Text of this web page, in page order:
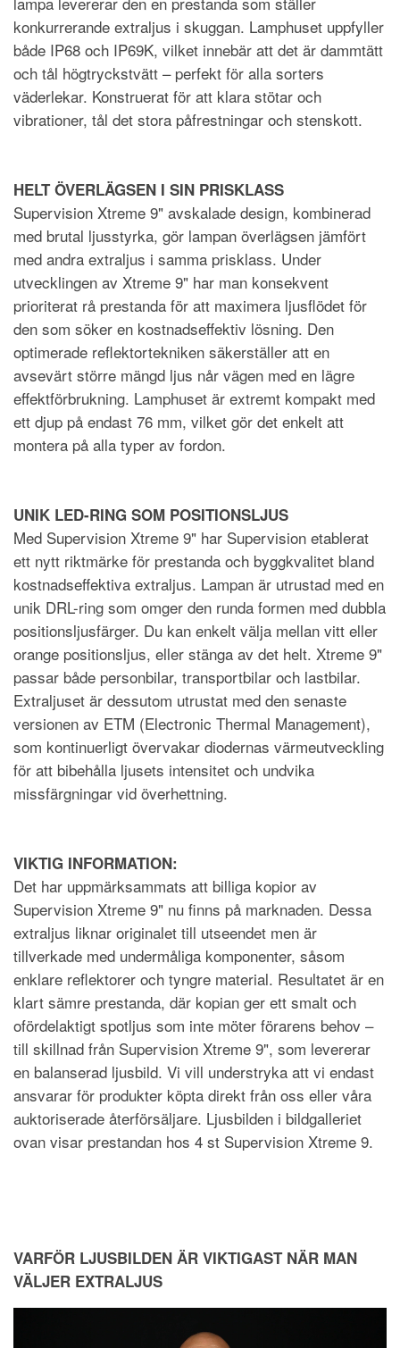
konkurrerande extraljus i skuggan. Lamphuset uppfyller
både IP68 och IP69K, vilket innebär att det är dammtätt
och tål högtryckstvätt – perfekt för alla sorters
väderlekar. Konstruerat för att klara stötar och
vibrationer, tål det stora påfrestningar och stenskott.
HELT ÖVERLÄGSEN I SIN PRISKLASS
Supervision Xtreme 9" avskalade design, kombinerad
med brutal ljusstyrka, gör lampan överlägsen jämfört
med andra extraljus i samma prisklass. Under
utvecklingen av Xtreme 9" har man konsekvent
prioriterat rå prestanda för att maximera ljusflödet för
den som söker en kostnadseffektiv lösning. Den
optimerade reflektortekniken säkerställer att en
avsevärt större mängd ljus når vägen med en lägre
effektförbrukning. Lamphuset är extremt kompakt med
ett djup på endast 76 mm, vilket gör det enkelt att
montera på alla typer av fordon.
UNIK LED-RING SOM POSITIONSLJUS
Med Supervision Xtreme 9" har Supervision etablerat
ett nytt riktmärke för prestanda och byggkvalitet bland
kostnadseffektiva extraljus. Lampan är utrustad med en
unik DRL-ring som omger den runda formen med dubbla
positionsljusfärger. Du kan enkelt välja mellan vitt eller
orange positionsljus, eller stänga av det helt. Xtreme 9"
passar både personbilar, transportbilar och lastbilar.
Extraljuset är dessutom utrustat med den senaste
versionen av ETM (Electronic Thermal Management),
som kontinuerligt övervakar diodernas värmeutveckling
för att bibehålla ljusets intensitet och undvika
missfärgningar vid överhettning.
VIKTIG INFORMATION:
Det har uppmärksammats att billiga kopior av
Supervision Xtreme 9" nu finns på marknaden. Dessa
extraljus liknar originalet till utseendet men är
tillverkade med undermåliga komponenter, såsom
enklare reflektorer och tyngre material. Resultatet är en
klart sämre prestanda, där kopian ger ett smalt och
ofördelaktigt spotljus som inte möter förarens behov –
till skillnad från Supervision Xtreme 9", som levererar
en balanserad ljusbild. Vi vill understryka att vi endast
ansvarar för produkter köpta direkt från oss eller våra
auktoriserade återförsäljare. Ljusbilden i bildgalleriet
ovan visar prestandan hos 4 st Supervision Xtreme 9.
VARFÖR LJUSBILDEN ÄR VIKTIGAST NÄR MAN
VÄLJER EXTRALJUS